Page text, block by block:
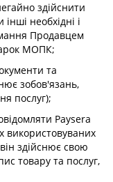
здійснити
необхідні і
Продавцем
МОПК;
та
зобов'язань,
послуг);
Paysera
використовуваних
здійснює свою
товару та послуг,